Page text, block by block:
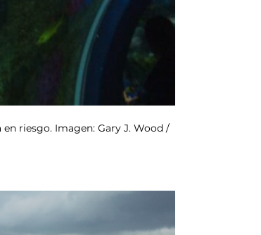
riesgo. Imagen: Gary J. Wood /